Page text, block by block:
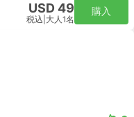
USD 49
税込 大人1名
購入